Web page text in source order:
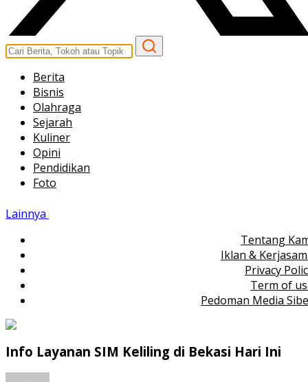
Berita
Bisnis
Olahraga
Sejarah
Kuliner
Opini
Pendidikan
Foto
Lainnya
Tentang
Iklan &
Privacy
Term of
Pedoman Media
Info Layanan SIM Keliling di Bekasi Hari Ini